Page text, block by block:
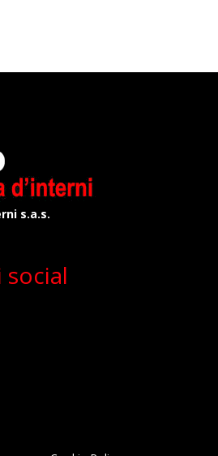
s.a.s.
social